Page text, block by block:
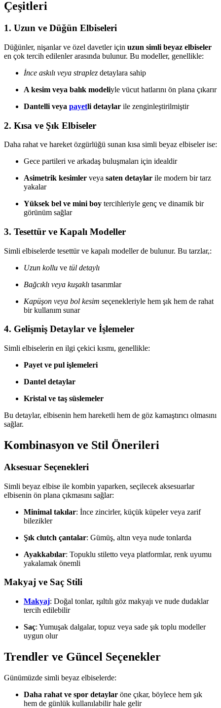
Çeşitleri
1. Uzun ve Düğün Elbiseleri
Düğünler, nişanlar ve özel davetler için uzun simli beyaz elbiseler
en çok tercih edilenler arasında bulunur. Bu modeller, genellikle:
İnce askılı veya straplez detaylara sahip
A kesim veya balık modeliyle vücut hatlarını ön plana çıkarır
Dantelli veya payetli detaylar ile zenginleştirilmiştir
2. Kısa ve Şık Elbiseler
Daha rahat ve hareket özgürlüğü sunan kısa simli beyaz elbiseler ise:
Gece partileri ve arkadaş buluşmaları için idealdir
Asimetrik kesimler veya saten detaylar ile modern bir tarz
yakalar
Yüksek bel ve mini boy tercihleriyle genç ve dinamik bir
görünüm sağlar
3. Tesettür ve Kapalı Modeller
Simli elbiselerde tesettür ve kapalı modeller de bulunur. Bu tarzlar,:
Uzun kollu ve tül detaylı
Bağcıklı veya kuşaklı tasarımlar
Kapüşon veya bol kesim seçenekleriyle hem şık hem de rahat
bir kullanım sunar
4. Gelişmiş Detaylar ve İşlemeler
Simli elbiselerin en ilgi çekici kısmı, genellikle:
Payet ve pul işlemeleri
Dantel detaylar
Kristal ve taş süslemeler
Bu detaylar, elbisenin hem hareketli hem de göz kamaştırıcı olmasını
sağlar.
Kombinasyon ve Stil Önerileri
Aksesuar Seçenekleri
Simli beyaz elbise ile kombin yaparken, seçilecek aksesuarlar
elbisenin ön plana çıkmasını sağlar:
Minimal takılar: İnce zincirler, küçük küpeler veya zarif
bilezikler
Şık clutch çantalar: Gümüş, altın veya nude tonlarda
Ayakkabılar: Topuklu stiletto veya platformlar, renk uyumu
yakalamak önemli
Makyaj ve Saç Stili
Makyaj: Doğal tonlar, ışıltılı göz makyajı ve nude dudaklar
tercih edilebilir
Saç: Yumuşak dalgalar, topuz veya sade şık toplu modeller
uygun olur
Trendler ve Güncel Seçenekler
Günümüzde simli beyaz elbiselerde:
Daha rahat ve spor detaylar öne çıkar, böylece hem şık
hem de günlük kullanılabilir hale gelir